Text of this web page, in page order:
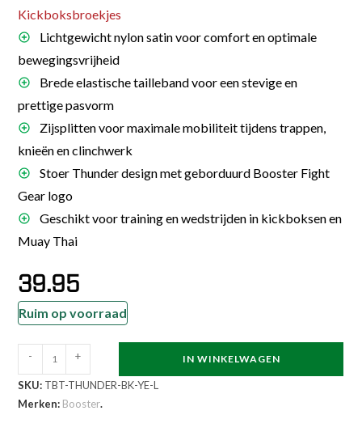
Kickboksbroekjes
Lichtgewicht nylon satin voor comfort en optimale
bewegingsvrijheid
Brede elastische tailleband voor een stevige en
prettige pasvorm
Zijsplitten voor maximale mobiliteit tijdens trappen,
knieën en clinchwerk
Stoer Thunder design met geborduurd Booster Fight
Gear logo
Geschikt voor training en wedstrijden in kickboksen en
Muay Thai
39.95
Ruim op voorraad
Booster
Kickboksbroekje
Thunder
- + IN WINKELWAGEN
SKU: TBT-THUNDER-BK-YE-L
Merken: Booster.